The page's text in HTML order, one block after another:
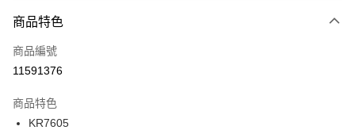
３．安心：先確認商品／服務後，再付款。
【「AFTEE先享後付」結帳流程】
１．於結帳方式選擇「AFTEE先享後付」後，將跳轉至「AFTEE先享後付」
２．訂單成立數日內，您將收到繳費通知簡訊。
３．收到繳費通知簡訊後14天內，點擊此簡訊中的連結，可透過四大超商／
ATM／網路銀行／等多元方式進行付款，方視為交易完成。
每筆NT$100，滿NT$1,500(含以上)免運費
宅配
每筆NT$100，滿NT$1,500(含以上)免運費
付款後門市自取
每筆NT$100，滿NT$1,500(含以上)免運費
商品特色
商品編號
11591376
商品特色
KR7605